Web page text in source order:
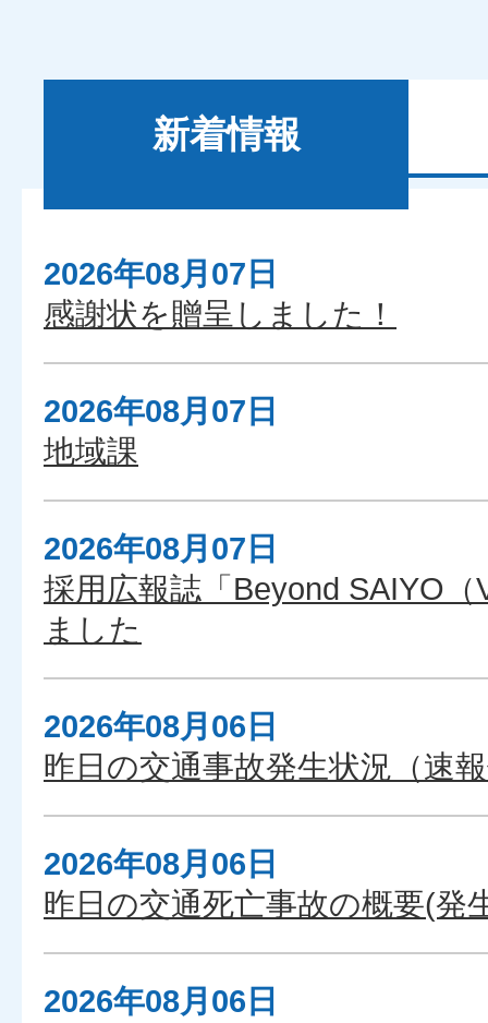
新着情報
新
着
情
報
2026年08月07日
感謝状を贈呈しました！
2026年08月07日
地域課
2026年08月07日
採用広報誌「Beyond SAIYO
ました
2026年08月06日
昨日の交通事故発生状況（速
2026年08月06日
昨日の交通死亡事故の概要(発
2026年08月06日